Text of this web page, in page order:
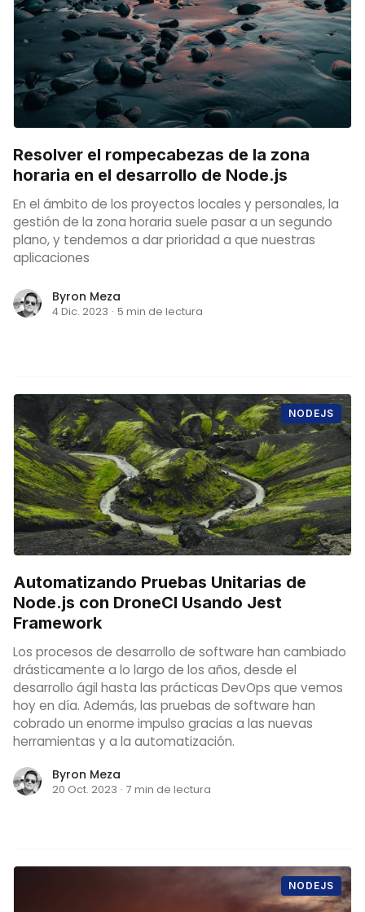
Resolver el rompecabezas de la zona
horaria en el desarrollo de Node.js
En el ámbito de los proyectos locales y personales, la
gestión de la zona horaria suele pasar a un segundo
plano, y tendemos a dar prioridad a que nuestras
aplicaciones
Byron Meza
4 Dic. 2023 · 5 min de lectura
NODEJS
Automatizando Pruebas Unitarias de
Node.js con DroneCI Usando Jest
Framework
Los procesos de desarrollo de software han cambiado
drásticamente a lo largo de los años, desde el
desarrollo ágil hasta las prácticas DevOps que vemos
hoy en día. Además, las pruebas de software han
cobrado un enorme impulso gracias a las nuevas
herramientas y a la automatización.
Byron Meza
20 Oct. 2023 · 7 min de lectura
NODEJS